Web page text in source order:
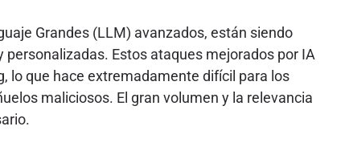
Grandes (LLM) avanzados, están siendo
Estos ataques mejorados por IA
lo que hace extremadamente difícil para los
maliciosos. El gran volumen y la relevancia